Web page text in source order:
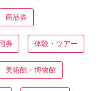
商品券
券 体験・ツアー
美術館・博物館